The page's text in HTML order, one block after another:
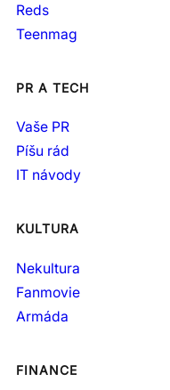
Reds
Teenmag
PR A TECH
Vaše PR
Píšu rád
IT návody
KULTURA
Nekultura
Fanmovie
Armáda
FINANCE